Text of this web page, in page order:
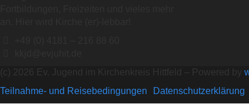
(c) 2026 Ev. Jugend im Kirchenkreis Hittfeld – Powered by
Teilnahme- und Reisebedingungen
Datenschutzerklärung